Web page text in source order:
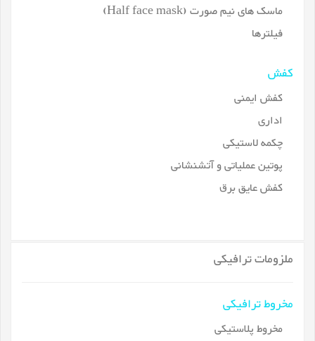
ماسک های نیم صورت (Half face mask)
فیلترها
کفش
کفش ایمنی
اداری
چکمه لاستیکی
پوتین عملیاتی و آتشنشانی
کفش عایق برق
ملزومات ترافیکی
مخروط ترافیکی
مخروط پلاستیکی